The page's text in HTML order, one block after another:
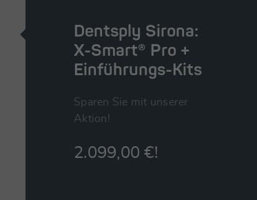
Dentsply Sirona:
X-Smart® Pro +
Einführungs-Kits
Sparen Sie mit unserer
Aktion!
2.099,00 €!